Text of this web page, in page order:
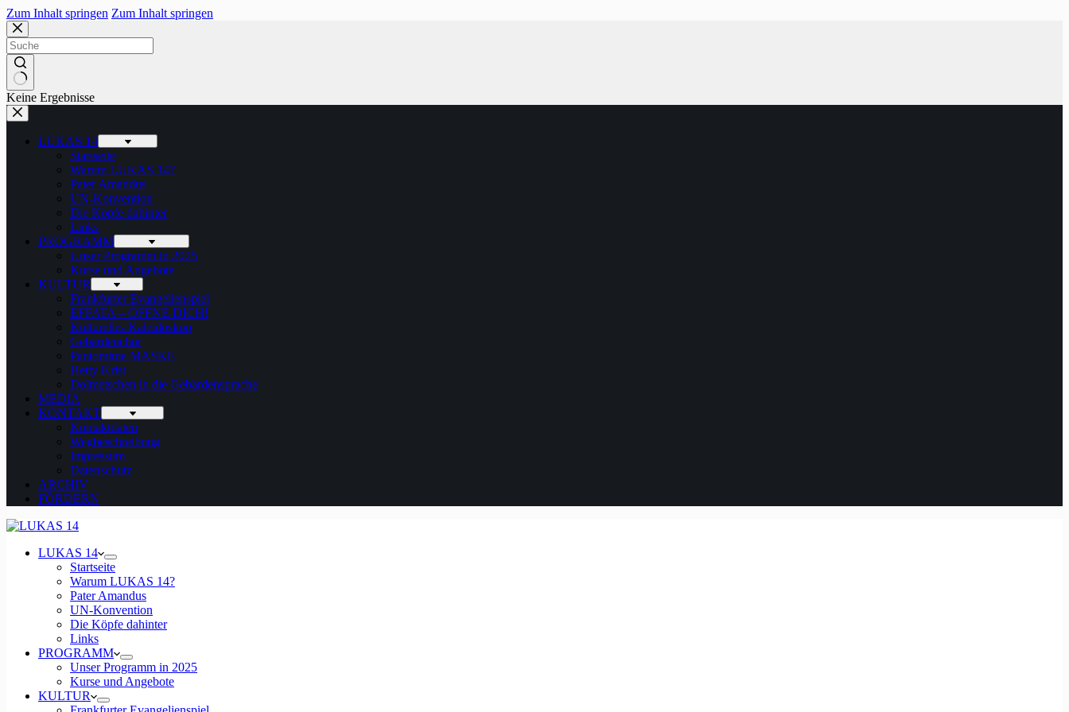
Zum Inhalt springen Zum Inhalt springen
Keine Ergebnisse
LUKAS 14
Startseite
Warum LUKAS 14?
Pater Amandus
UN-Konvention
Die Köpfe dahinter
Links
PROGRAMM
Unser Programm in 2025
Kurse und Angebote
KULTUR
Frankfurter Evangelienspiel
EFFATA – ÖFFNE DICH!
Kulturelles Kaleidoskop
Gebärdenchor
Pantomime MASKE
Hetty Krist
Dolmetschen in die Gebärdensprache
MEDIA
KONTAKT
Kontaktdaten
Wegbeschreibung
Impressum
Datenschutz
ARCHIV
FÖRDERN
LUKAS 14
Startseite
Warum LUKAS 14?
Pater Amandus
UN-Konvention
Die Köpfe dahinter
Links
PROGRAMM
Unser Programm in 2025
Kurse und Angebote
KULTUR